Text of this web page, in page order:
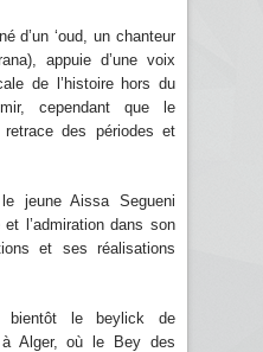
d’un ‘oud, un chanteur
appuie d’une voix
de l’histoire hors du
cependant que le
retrace des périodes et
jeune Aissa Segueni
l’admiration dans son
et ses réalisations
bientôt le beylick de
à Alger, où le Bey des